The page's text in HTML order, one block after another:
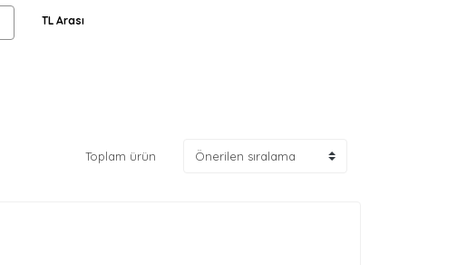
TL Arası
Toplam ürün